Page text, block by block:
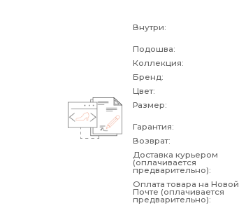
Внутри:
Подошва:
Коллекция:
Бренд:
Цвет:
Размер:
Гарантия:
Возврат:
Доставка курьером
(оплачивается
предварительно):
Оплата товара на Новой
Почте (оплачивается
предварительно):